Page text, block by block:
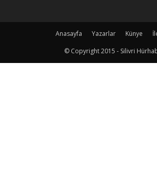
Anasayfa Yazarlar Künye
© Copyright 2015 - Silivri